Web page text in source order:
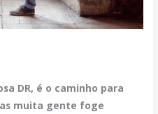
DR, é o caminho para
muita gente foge